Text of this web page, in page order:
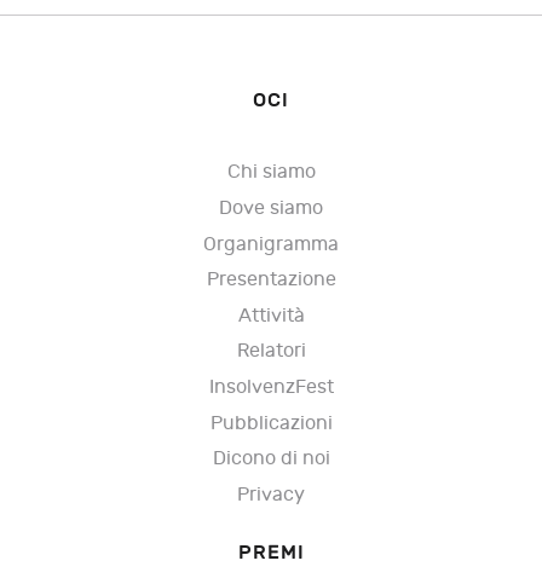
OCI
Chi siamo
Dove siamo
Organigramma
Presentazione
Attività
Relatori
InsolvenzFest
Pubblicazioni
Dicono di noi
Privacy
PREMI